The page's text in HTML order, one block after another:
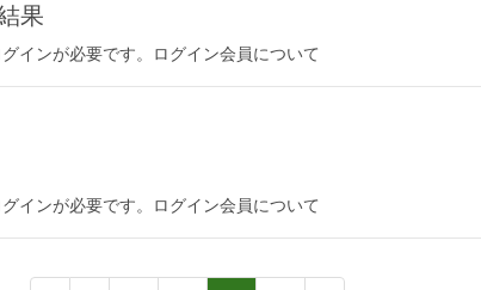
果
インが必要です。ログイン会員について
インが必要です。ログイン会員について